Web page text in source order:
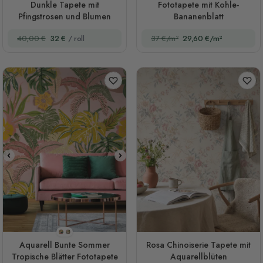
Dunkle Tapete mit
Pfingstrosen und Blumen
40,00 € 32 € / roll
Fototapete mit Kohle-
Bananenblatt
37 €/m² 29,60 €/m²
Stil 1
Stil 2
Aquarell Bunte Sommer
Tropische Blätter Fototapete
Rosa Chinoiserie Tapete mit
Aquarellblüten